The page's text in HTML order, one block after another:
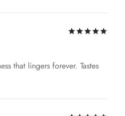
that lingers forever. Tastes